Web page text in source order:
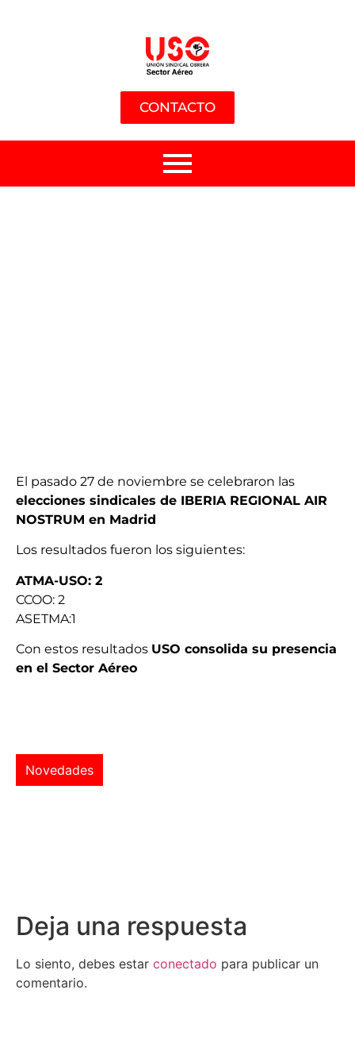
CONTACTO
El pasado 27 de noviembre se celebraron las
elecciones sindicales de IBERIA REGIONAL AIR
NOSTRUM en Madrid
Los resultados fueron los siguientes:
ATMA-USO: 2
CCOO: 2
ASETMA:1
Con estos resultados USO consolida su presencia
en el Sector Aéreo
Novedades
Deja una respuesta
Lo siento, debes estar conectado para publicar un
comentario.